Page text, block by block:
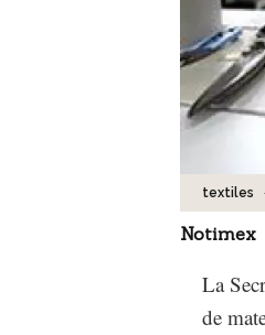
textiles
Notimex
La
de